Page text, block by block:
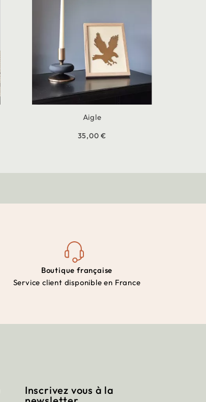
Aigle
35,00 €
Boutique française
Service client disponible en France
Inscrivez vous à la